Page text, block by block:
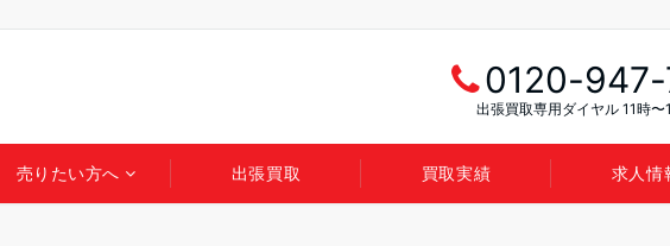
0120-947-
出張買取専用ダイヤル 11時〜
売りたい方へ 出張買取 買取実績 求人情